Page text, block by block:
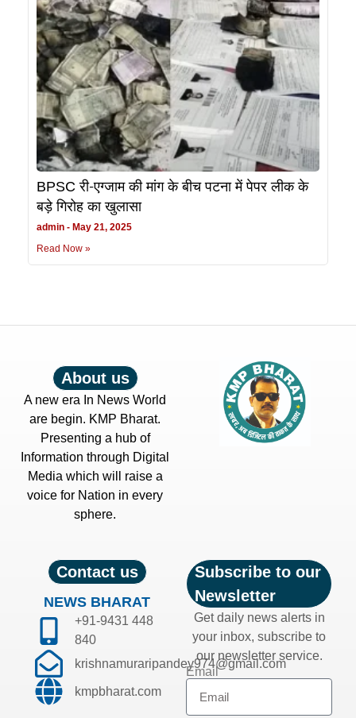
BPSC री-एग्जाम की मांग के बीच पटना में पेपर लीक के
बड़े गिरोह का खुलासा
admin
May 21, 2025
Read Now »
About us
A new era In News World
are begin. KMP Bharat.
Presenting a hub of
Information through Digital
Media which will raise a
voice for Nation in every
sphere.
Contact us
NEWS BHARAT
+91-9431 448
840
krishnamuraripandey974@gmail.com
kmpbharat.com
Subscribe to our
Newsletter
Get daily news alerts in
your inbox, subscribe to
our newsletter service.
Email